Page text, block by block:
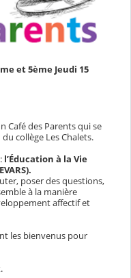
et 5ème Jeudi 15
Café des Parents qui se
du collège Les Chalets.
l’Éducation à la Vie
poser des questions,
à la manière
affectif et
les bienvenus pour